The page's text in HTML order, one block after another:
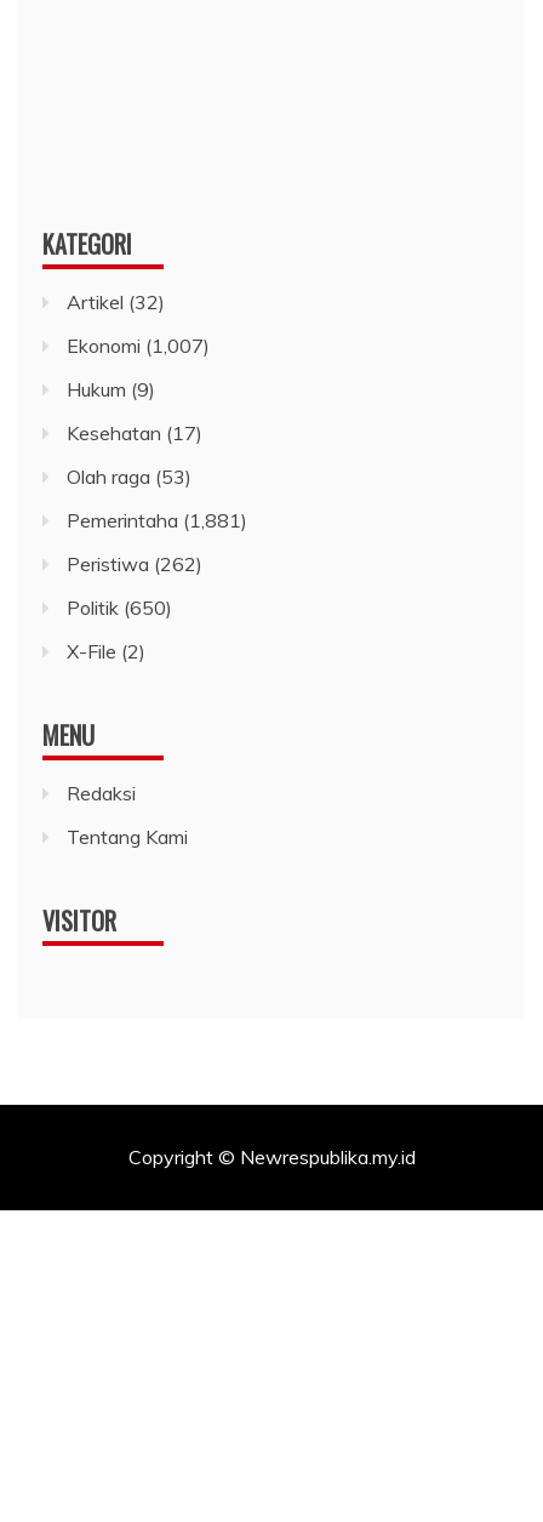
KATEGORI
Artikel (32)
Ekonomi (1,007)
Hukum (9)
Kesehatan (17)
Olah raga (53)
Pemerintaha (1,881)
Peristiwa (262)
Politik (650)
X-File (2)
MENU
Redaksi
Tentang Kami
VISITOR
Copyright © Newrespublika.my.id